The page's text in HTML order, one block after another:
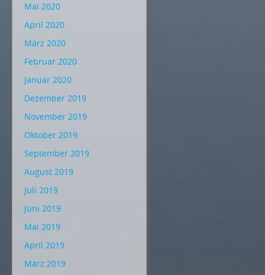
Mai 2020
April 2020
März 2020
Februar 2020
Januar 2020
Dezember 2019
November 2019
Oktober 2019
September 2019
August 2019
Juli 2019
Juni 2019
Mai 2019
April 2019
März 2019